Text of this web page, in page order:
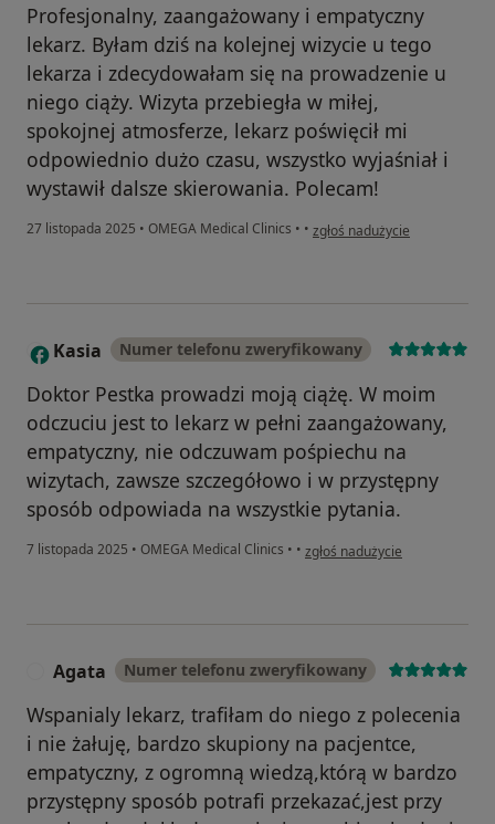
Profesjonalny, zaangażowany i empatyczny
lekarz. Byłam dziś na kolejnej wizycie u tego
lekarza i zdecydowałam się na prowadzenie u
niego ciąży. Wizyta przebiegła w miłej,
spokojnej atmosferze, lekarz poświęcił mi
odpowiednio dużo czasu, wszystko wyjaśniał i
wystawił dalsze skierowania. Polecam!
27 listopada 2025 • OMEGA Medical Clinics • • w opinii użytkownika Karolina
zgłoś nadużycie
K Kasia Numer telefonu zweryfikowany
Doktor Pestka prowadzi moją ciążę. W moim
odczuciu jest to lekarz w pełni zaangażowany,
empatyczny, nie odczuwam pośpiechu na
wizytach, zawsze szczegółowo i w przystępny
sposób odpowiada na wszystkie pytania.
7 listopada 2025 • OMEGA Medical Clinics • • w opinii użytkownika Kasia
zgłoś nadużycie
Agata Numer telefonu zweryfikowany
Wspanialy lekarz, trafiłam do niego z polecenia
i nie żałuję, bardzo skupiony na pacjentce,
empatyczny, z ogromną wiedzą,którą w bardzo
przystępny sposób potrafi przekazać,jest przy